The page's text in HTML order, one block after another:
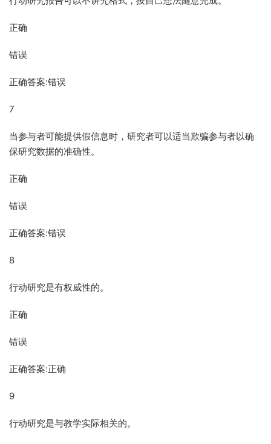
正确
错误
正确答案:错误
7
当参与者可能提供假信息时，研究者可以适当欺骗参与者以确
保研究数据的准确性。
正确
错误
正确答案:错误
8
行动研究是有权威性的。
正确
错误
正确答案:正确
9
行动研究是与教学实际相关的。